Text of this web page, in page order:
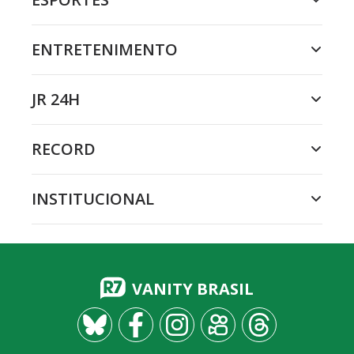
ENTRETENIMENTO
JR 24H
RECORD
INSTITUCIONAL
VANITY BRASIL